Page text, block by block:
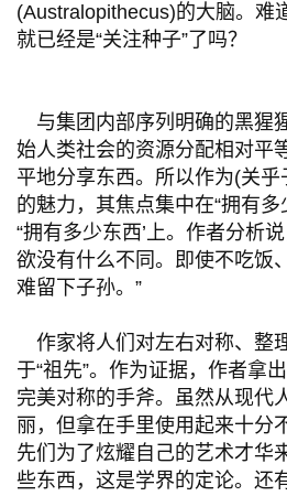
(Australopithecus)的大脑。难
就已经是“关注种子”了吗？
与集团内部序列明确的黑猩
始人类社会的资源分配相对平
平地分享东西。所以作为(关
的魅力，其焦点集中在“拥有
“拥有多少东西’上。作者分析
欲没有什么不同。即使不吃饭
难留下子孙。”
作家将人们对左右对称、整
于“祖先”。作为证据，作者拿
完美对称的手斧。虽然从现代
丽，但拿在手里使用起来十分
先们为了炫耀自己的艺术才华
些东西，这是学界的定论。还